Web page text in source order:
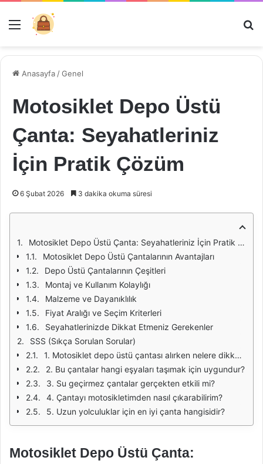
Menü
Anasayfa /Genel
Motosiklet Depo Üstü
Çanta: Seyahatleriniz
İçin Pratik Çözüm
6 Şubat 2026 3 dakika okuma süresi
Motosiklet Depo Üstü Çanta: Seyahatleriniz İçin Pratik Çözüm
Motosiklet Depo Üstü Çantalarının Avantajları
Depo Üstü Çantalarının Çeşitleri
Montaj ve Kullanım Kolaylığı
Malzeme ve Dayanıklılık
Fiyat Aralığı ve Seçim Kriterleri
Seyahatlerinizde Dikkat Etmeniz Gerekenler
SSS (Sıkça Sorulan Sorular)
1. Motosiklet depo üstü çantası alırken nelere dikkat etmeliyim?
2. Bu çantalar hangi eşyaları taşımak için uygundur?
3. Su geçirmez çantalar gerçekten etkili mi?
4. Çantayı motosikletimden nasıl çıkarabilirim?
5. Uzun yolculuklar için en iyi çanta hangisidir?
Motosiklet Depo Üstü Çanta: